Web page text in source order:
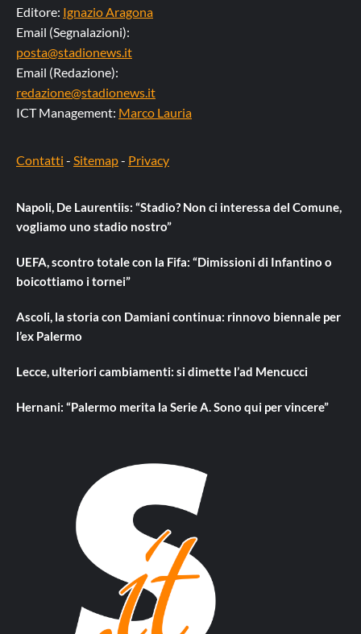
Editore: Ignazio Aragona
Email (Segnalazioni):
posta@stadionews.it
Email (Redazione):
redazione@stadionews.it
ICT Management: Marco Lauria
Contatti - Sitemap- Privacy
Napoli, De Laurentiis: “Stadio? Non ci interessa del Comune,
vogliamo uno stadio nostro”
UEFA, scontro totale con la Fifa: “Dimissioni di Infantino o
boicottiamo i tornei”
Ascoli, la storia con Damiani continua: rinnovo biennale per
l’ex Palermo
Lecce, ulteriori cambiamenti: si dimette l’ad Mencucci
Hernani: “Palermo merita la Serie A. Sono qui per vincere”